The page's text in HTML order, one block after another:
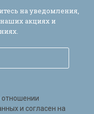
на уведомления,
акциях и
отношении
и согласен на